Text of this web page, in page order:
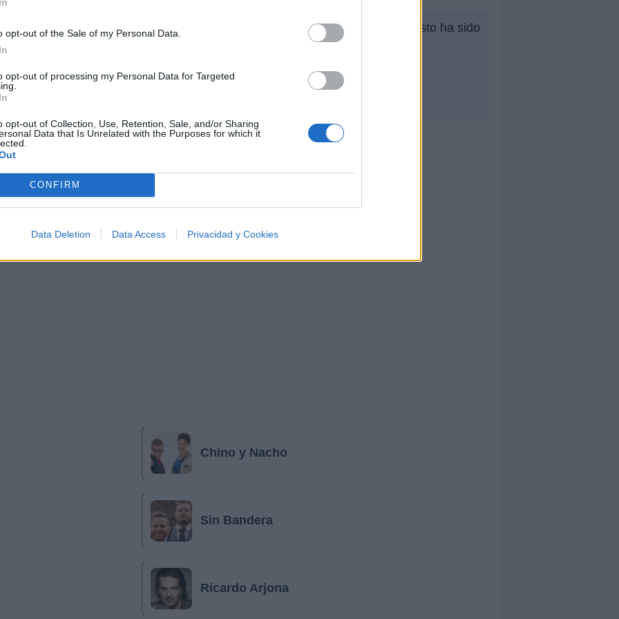
opt-out of the Sale of my Personal Data.
opt-out of processing my Personal Data for Targeted
opt-out of Collection, Use, Retention, Sale, and/or Sharing
Data that Is Unrelated with the Purposes for which it
CONFIRM
Data Deletion Data Access Privacidad y Cookies
los 500 artistas más apoyados y visitados de esta semana, su mejor puesto ha sido
Música
Chino y Nacho
Sin Bandera
Ricardo Arjona